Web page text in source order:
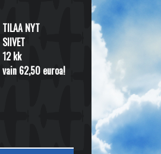
TILAA NYT
SIIVET
12 kk
vain 62,50 euroa!